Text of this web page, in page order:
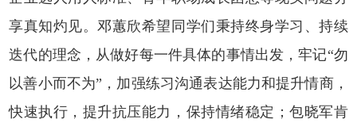
享真知灼见。邓蕙欣希望同学们秉持终身学习、持续
迭代的理念，从做好每一件具体的事情出发，牢记“勿
以善小而不为”，加强练习沟通表达能力和提升情商，
快速执行，提升抗压能力，保持情绪稳定；包晓军肯